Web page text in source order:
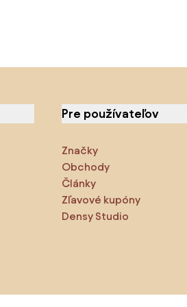
Pre používateľov
Značky
Obchody
Články
Zľavové kupóny
Densy Studio